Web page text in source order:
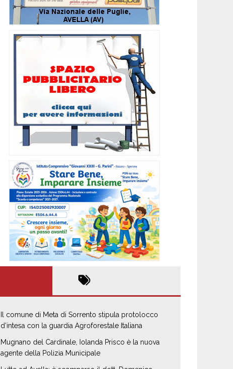
Il comune di Meta di Sorrento stipula protolocco
d’intesa con la guardia Agroforestale Italiana
Mugnano del Cardinale, Iolanda Prisco è la nuova
agente della Polizia Municipale